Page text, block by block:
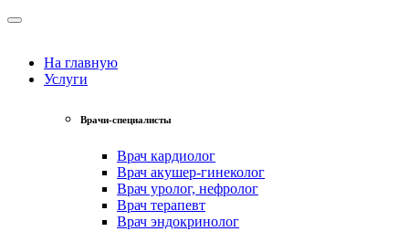
На главную
Услуги
Врачи-специалисты
Врач кардиолог
Врач акушер-гинеколог
Врач уролог, нефролог
Врач терапевт
Врач эндокринолог